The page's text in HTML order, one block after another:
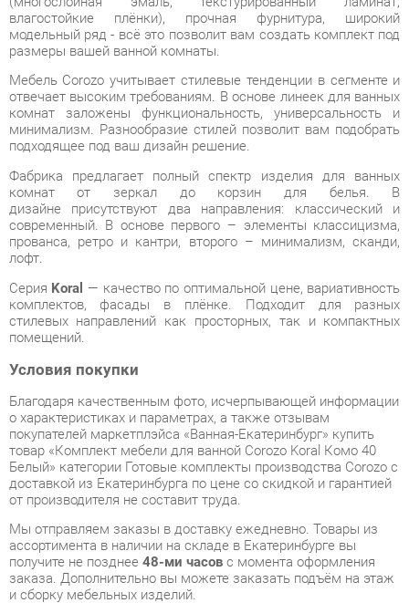
Мебель Corozo учитывает стилевые тенденции в сегменте и
отвечает высоким требованиям. В основе линеек для ванных
комнат заложены функциональность, универсальность и
подходящее под ваш дизайн решение.
Фабрика предлагает полный спектр изделия для ванных
комнат от зеркал до корзин для белья. В
дизайне присутствуют два направления: классический и
современный. В основе первого – элементы классицизма,
прованса, ретро и кантри, второго – минимализм, сканди,
лофт.
Серия Koral— качество по оптимальной цене, вариативность
комплектов, фасады в плёнке. Подходит для разных
стилевых направлений как просторных, так и компактных
помещений.
Условия покупки
Благодаря качественным фото, исчерпывающей информации
о характеристиках и параметрах, а также отзывам
товар «Комплект мебели для ванной Corozo Koral Комо 40
доставкой из Екатеринбурга по цене со скидкой и гарантией
от производителя не составит труда.
Мы отправляем заказы в доставку ежедневно. Товары из
ассортимента в наличии на складе в Екатеринбурге вы
получите не позднее48-ми часов с момента оформления
заказа. Дополнительно вы можете заказать подъём на этаж
Срок доставки в другие регионы, и для товаров, находящихся
на складах производителей, рассчитывается индивидуально.
Уточнить наличие, срок и стоимость доставки вы можете
через формуобратной связи.